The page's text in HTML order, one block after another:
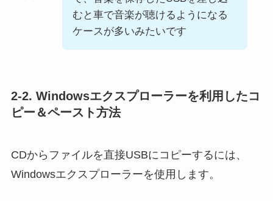
むと車で音楽が聴けるようになる
ケースが多いみたいです
2-2. Windowsエクスプローラーを利用したコ
ピー＆ペースト方法
CDからファイルを直接USBにコピーするには、
Windowsエクスプローラーを使用します。